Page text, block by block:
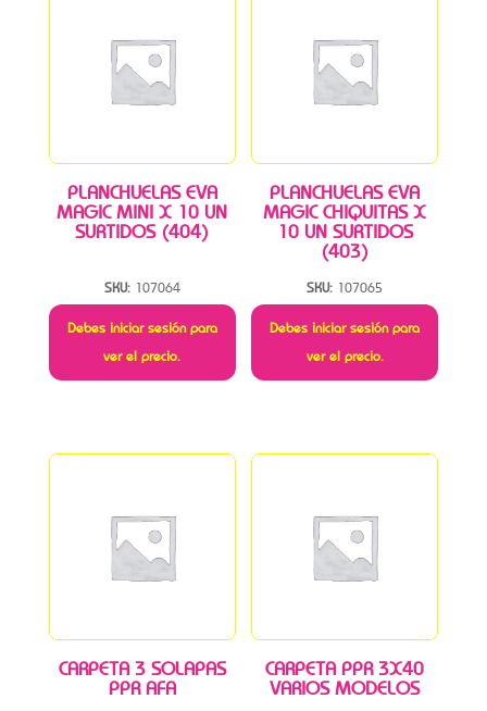
PLANCHUELAS EVA
MAGIC MINI X 10 UN
SURTIDOS (404)
SKU: 107064
Debes iniciar sesión para
ver el precio.
PLANCHUELAS EVA
MAGIC CHIQUITAS X
10 UN SURTIDOS
(403)
SKU: 107065
Debes iniciar sesión para
ver el precio.
CARPETA 3 SOLAPAS
PPR AFA
CARPETA PPR 3X40
VARIOS MODELOS